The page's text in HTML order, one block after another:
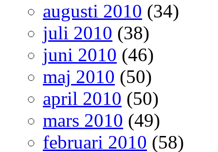
augusti 2010 (34)
juli 2010 (38)
juni 2010 (46)
maj 2010 (50)
april 2010 (50)
mars 2010 (49)
februari 2010 (58)